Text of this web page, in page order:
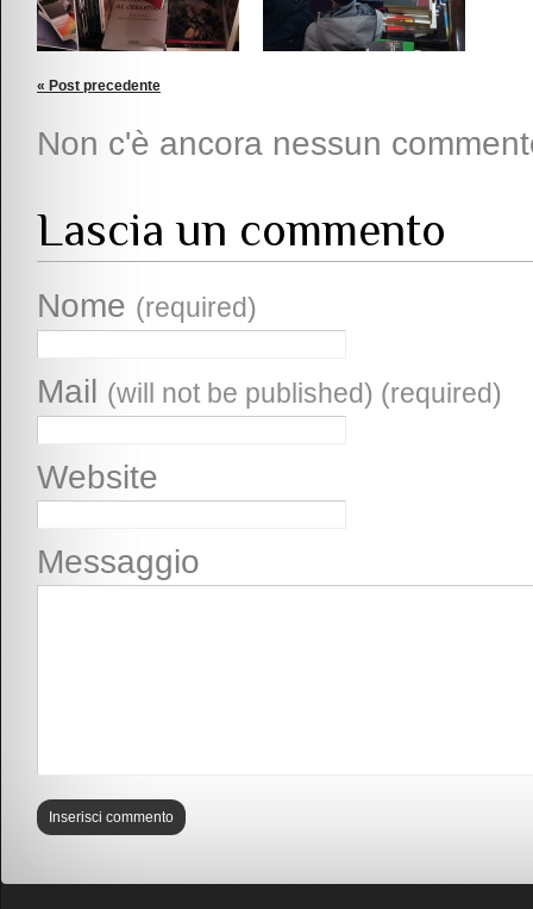
« Post precedente
Non c'è ancora nessun
Lascia un commento
Nome (required)
Mail (will not be published) (required)
Website
Messaggio